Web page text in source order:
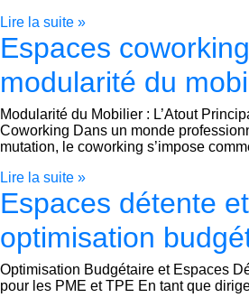
Lire la suite »
Espaces
modularité du
Modularité du Mobilier : L’Atout
Coworking Dans un monde
mutation, le coworking s’impose
Lire la suite »
Espaces détente et
optimisation
Optimisation Budgétaire et Espaces
pour les PME et TPE En tant que